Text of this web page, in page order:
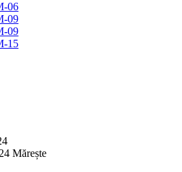
06
09
09
15
Mărește